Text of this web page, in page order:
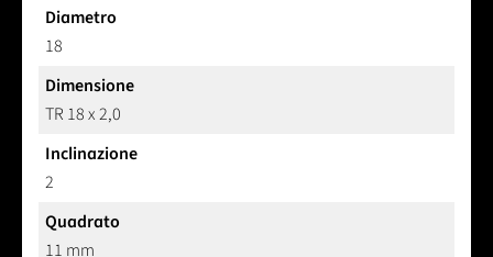
Diametro
18
Dimensione
TR 18 x 2,0
Inclinazione
2
Quadrato
11 mm